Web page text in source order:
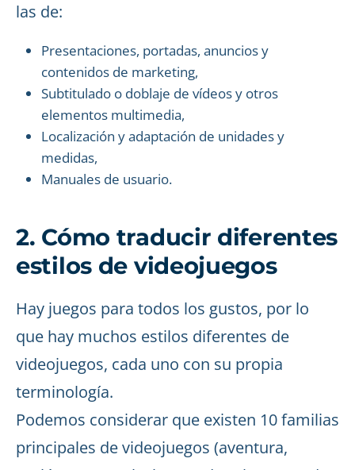
las de:
Presentaciones, portadas, anuncios y
contenidos de marketing,
Subtitulado o doblaje de vídeos y otros
elementos multimedia,
Localización y adaptación de unidades y
medidas,
Manuales de usuario.
2. Cómo traducir diferentes
estilos de videojuegos
Hay juegos para todos los gustos, por lo
que hay muchos estilos diferentes de
videojuegos, cada uno con su propia
terminología.
Podemos considerar que existen 10 familias
principales de videojuegos (aventura,